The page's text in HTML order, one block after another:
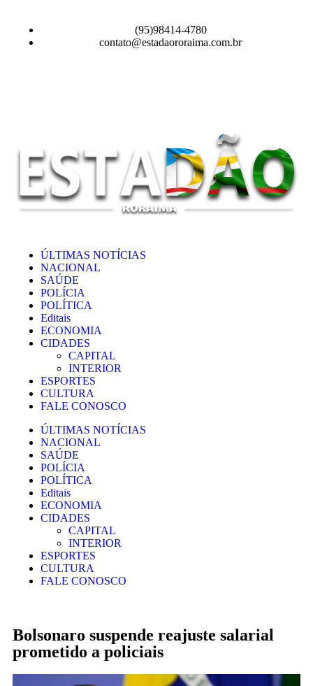
(95)98414-4780
contato@estadaororaima.com.br
ÚLTIMAS NOTÍCIAS
NACIONAL
SAÚDE
POLÍCIA
POLÍTICA
Editais
ECONOMIA
CIDADES
CAPITAL
INTERIOR
ESPORTES
CULTURA
FALE CONOSCO
ÚLTIMAS NOTÍCIAS
NACIONAL
SAÚDE
POLÍCIA
POLÍTICA
Editais
ECONOMIA
CIDADES
CAPITAL
INTERIOR
ESPORTES
CULTURA
FALE CONOSCO
Bolsonaro suspende reajuste salarial
prometido a policiais